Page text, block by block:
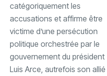
catégoriquement les
accusations et affirme être
victime d’une persécution
politique orchestrée par le
gouvernement du président
Luis Arce, autrefois son allié